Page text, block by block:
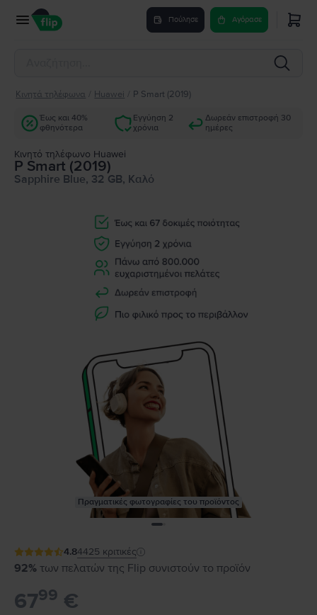
Πούλησε Αγόρασε
Κινητά τηλέφωνα Huawei P Smart (2019)
Έως και 40%
φθηνότερα
Εγγύηση 2
χρόνια
Δωρεάν επιστροφή 30
ημέρες
Κινητό τηλέφωνο Huawei
P Smart (2019)
Sapphire Blue, 32 GB, Καλό
Πραγματικές φωτογραφίες του προϊόντος
4.84425 κριτικές
92% των πελατών της Flip συνιστούν το προϊόν
6799 €